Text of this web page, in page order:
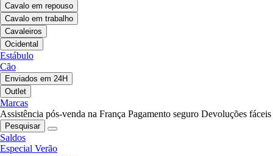
Cavalo em repouso
Cavalo em trabalho
Cavaleiros
Ocidental
Estábulo
Cão
Enviados em 24H
Outlet
Marcas
Assistência pós-venda na França Pagamento seguro Devoluções fáceis
Pesquisar
Saldos
Especial Verão